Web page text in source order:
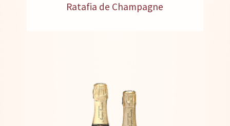
Ratafia de Champagne